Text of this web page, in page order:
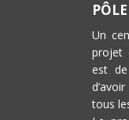
Un
projet
est
tous